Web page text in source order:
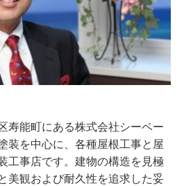
寿能町にある株式会社シーベー
装を中心に、各種屋根工事と屋
工事店です。建物の構造を見極
美観および耐久性を追求した妥